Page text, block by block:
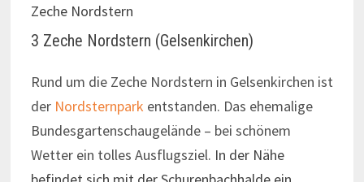
Zeche Nordstern
3 Zeche Nordstern (Gelsenkirchen)
Rund um die Zeche Nordstern in Gelsenkirchen ist
der Nordsternpark entstanden. Das ehemalige
Bundesgartenschaugelände – bei schönem
Wetter ein tolles Ausflugsziel. In der Nähe